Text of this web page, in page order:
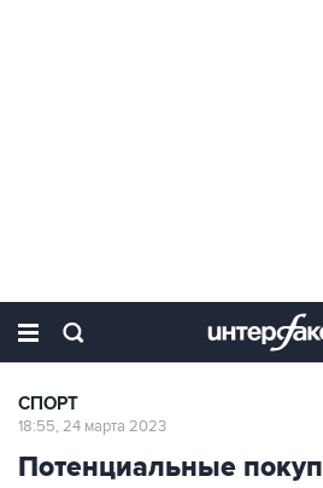
СПОРТ
18:55, 24 марта 2023
Потенциальные